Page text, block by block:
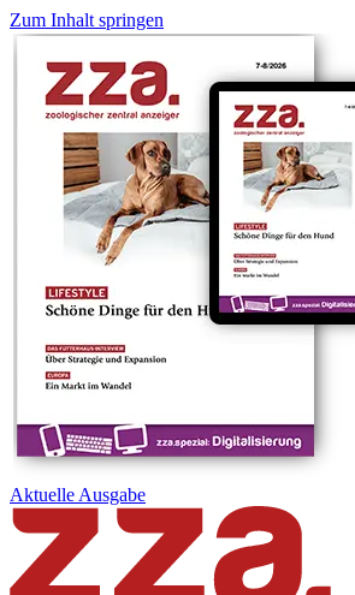
Zum Inhalt springen
Aktuelle Ausgabe